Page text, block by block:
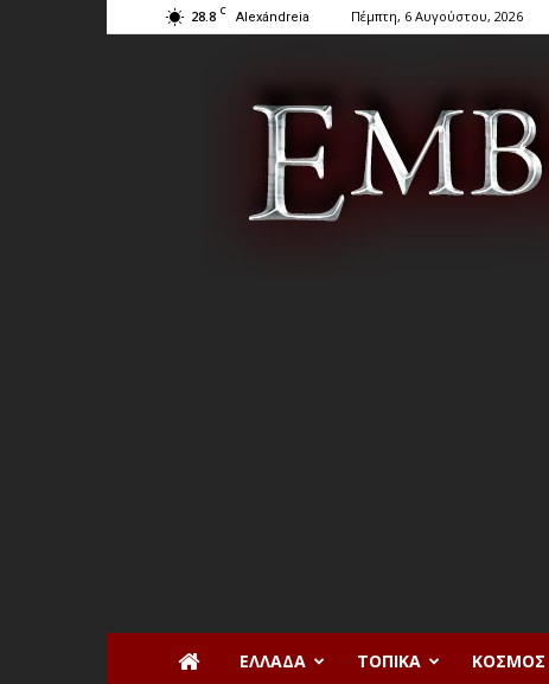
28.8 C Alexándreia Πέμπτη, 6 Αυγούστου, 2026
ΕΛΛΆΔΑ ΤΟΠΙΚΆ ΚΌΣΜΟΣ